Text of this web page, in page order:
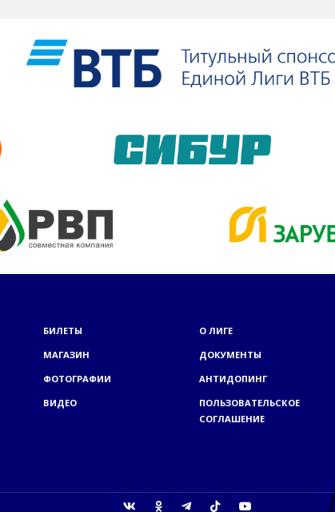
БИЛЕТЫ
МАГАЗИН
ФОТОГРАФИИ
ВИДЕО
О ЛИГЕ
ДОКУМЕНТЫ
АНТИДОПИНГ
ПОЛЬЗОВАТЕЛЬСКОЕ
СОГЛАШЕНИЕ